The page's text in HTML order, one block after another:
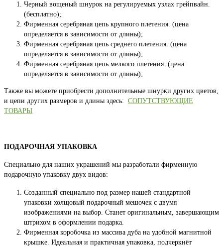
Черный вощеный шнурок на регулируемых узлах грейпвайн.
(бесплатно);
Фирменная серебряная цепь крупного плетения. (цена
определяется в зависимости от длины);
Фирменная серебряная цепь среднего плетения. (цена
определяется в зависимости от длины);
Фирменная серебряная цепь мелкого плетения. (цена
определяется в зависимости от длины);
Также вы можете приобрести дополнительные шнурки других цветов,
и цепи других размеров и длины здесь: СОПУТСТВУЮЩИЕ
ТОВАРЫ
ПОДАРОЧНАЯ УПАКОВКА
Специально для наших украшений мы разработали фирменную
подарочную упаковку двух видов:
Созданный специально под размер нашей стандартной
упаковки холщовый подарочный мешочек с двумя
изображениями на выбор. Станет оригинальным, завершающим
штрихом в оформлении подарка.
Фирменная коробочка из массива дуба на удобной магнитной
крышке. Идеальная и практичная упаковка, подчеркнёт